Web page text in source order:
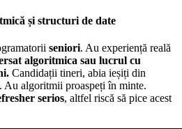
și structuri de date
seniori. Au experiență reală
algoritmica sau lucrul cu
Candidații tineri, abia ieșiți din
Au algoritmii proaspeți în minte.
serios, altfel riscă să pice acest